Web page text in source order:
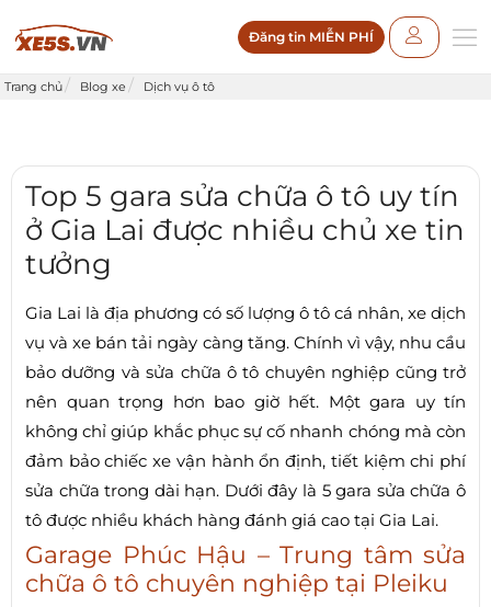
Đăng tin MIỄN PHÍ
Trang chủ Blog xe Dịch vụ ô tô
Top 5 gara sửa chữa ô tô uy tín
ở Gia Lai được nhiều chủ xe tin
tưởng
Gia Lai là địa phương có số lượng ô tô cá nhân, xe dịch
vụ và xe bán tải ngày càng tăng. Chính vì vậy, nhu cầu
bảo dưỡng và sửa chữa ô tô chuyên nghiệp cũng trở
nên quan trọng hơn bao giờ hết. Một gara uy tín
không chỉ giúp khắc phục sự cố nhanh chóng mà còn
đảm bảo chiếc xe vận hành ổn định, tiết kiệm chi phí
sửa chữa trong dài hạn. Dưới đây là 5 gara sửa chữa ô
tô được nhiều khách hàng đánh giá cao tại Gia Lai.
Garage Phúc Hậu – Trung tâm sửa
chữa ô tô chuyên nghiệp tại Pleiku